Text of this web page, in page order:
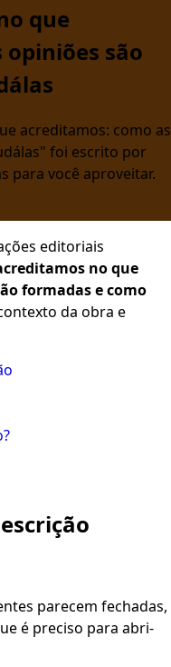
que
são
acreditamos: como as
foi escrito por
para você aproveitar.
editoriais
no que
formadas e como
da obra e
parecem fechadas,
é preciso para abri-